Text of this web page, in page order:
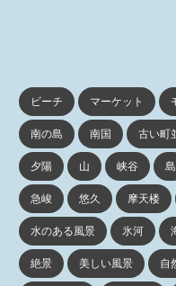
ビーチ マーケット
南の島 南国 古い町
夕陽 山 峡谷 島
急峻 悠久 摩天楼
水のある風景 氷河
絶景 美しい風景 自